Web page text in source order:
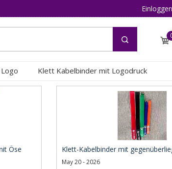
Einloggen
Klett Kabelbinder mit Logodruck
Öse Klett-Kabelbinder mit
May 20 - 2026